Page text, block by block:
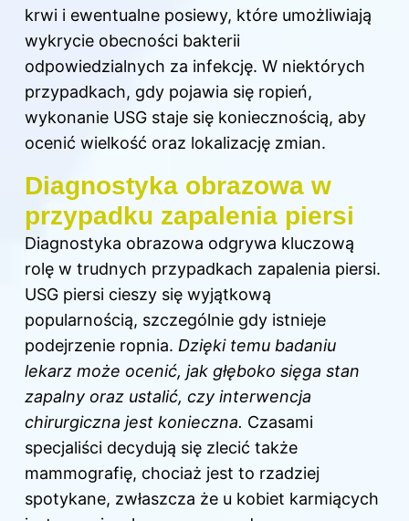
krwi i ewentualne posiewy, które umożliwiają
wykrycie obecności bakterii
odpowiedzialnych za infekcję. W niektórych
przypadkach, gdy pojawia się ropień,
wykonanie USG staje się koniecznością, aby
ocenić wielkość oraz lokalizację zmian.
Diagnostyka obrazowa w
przypadku zapalenia piersi
Diagnostyka obrazowa odgrywa kluczową
rolę w trudnych przypadkach zapalenia piersi.
USG piersi cieszy się wyjątkową
popularnością, szczególnie gdy istnieje
podejrzenie ropnia. Dzięki temu badaniu
lekarz może ocenić, jak głęboko sięga stan
zapalny oraz ustalić, czy interwencja
chirurgiczna jest konieczna. Czasami
specjaliści decydują się zlecić także
mammografię, chociaż jest to rzadziej
spotykane, zwłaszcza że u kobiet karmiących